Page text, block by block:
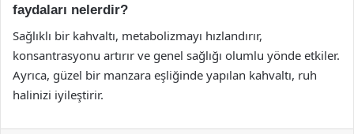
faydaları nelerdir?
Sağlıklı bir kahvaltı, metabolizmayı hızlandırır,
konsantrasyonu artırır ve genel sağlığı olumlu yönde etkiler.
Ayrıca, güzel bir manzara eşliğinde yapılan kahvaltı, ruh
halinizi iyileştirir.